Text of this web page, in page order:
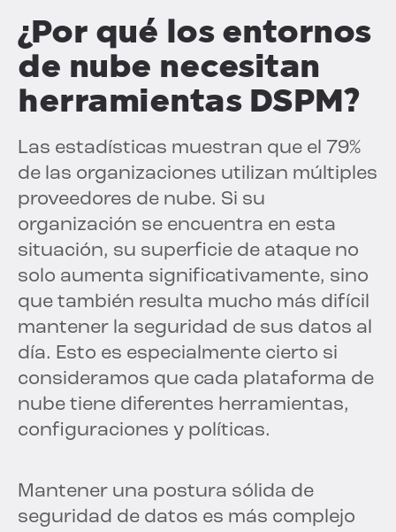
¿Por qué los entornos
de nube necesitan
herramientas DSPM?
Las estadísticas muestran que el 79%
de las organizaciones utilizan múltiples
proveedores de nube. Si su
organización se encuentra en esta
situación, su superficie de ataque no
solo aumenta significativamente, sino
que también resulta mucho más difícil
mantener la seguridad de sus datos al
día. Esto es especialmente cierto si
consideramos que cada plataforma de
nube tiene diferentes herramientas,
configuraciones y políticas.
Mantener una postura sólida de
seguridad de datos es más complejo